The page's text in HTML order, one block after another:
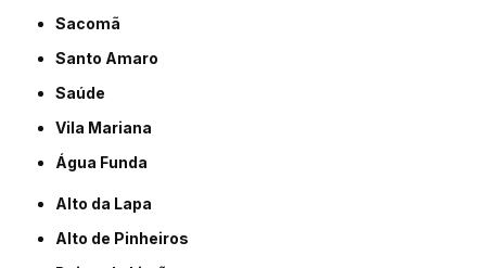
Sacomã
Santo Amaro
Saúde
Vila Mariana
Água Funda
Alto da Lapa
Alto de Pinheiros